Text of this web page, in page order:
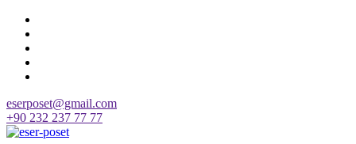
Skip
content
eserposet@gmail.com
+90 232 237 77 77